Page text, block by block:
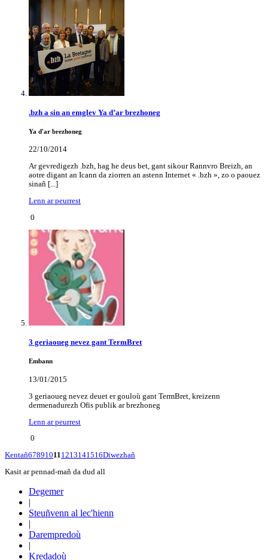
.bzh a sin an emglev Ya d’ar brezhoneg
Ya d'ar brezhoneg
22/10/2014
Ar gevredigezh .bzh, hag he deus bet, gant sikour Rannvro Breizh, an
aotre digant an Icann da ziorren an astenn Internet « .bzh », zo o paouez
sinañ [...]
Lenn ar peurrest
0
3 geriaoueg nevez gant TermBret
Embann
13/01/2015
3 geriaoueg nevez deuet er gouloù gant TermBret, kreizenn
dermenadurezh Ofis publik ar brezhoneg
Lenn ar peurrest
0
Kentañ678910111213141516Diwezhañ
Kasit ar pennad-mañ da dud all
Degemer
|
Steuñvenn al lec'hienn
|
Darempredoù
|
Kredadoù